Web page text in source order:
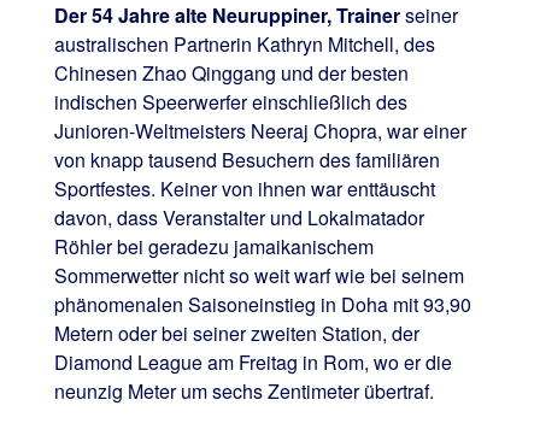
Der 54 Jahre alte Neuruppiner, Trainerseiner
australischen Partnerin Kathryn Mitchell, des
Chinesen Zhao Qinggang und der besten
indischen Speerwerfer einschließlich des
Junioren-Weltmeisters Neeraj Chopra, war einer
von knapp tausend Besuchern des familiären
Sportfestes. Keiner von ihnen war enttäuscht
davon, dass Veranstalter und Lokalmatador
Röhler bei geradezu jamaikanischem
Sommerwetter nicht so weit warf wie bei seinem
phänomenalen Saisoneinstieg in Doha mit 93,90
Metern oder bei seiner zweiten Station, der
Diamond League am Freitag in Rom, wo er die
neunzig Meter um sechs Zentimeter übertraf.